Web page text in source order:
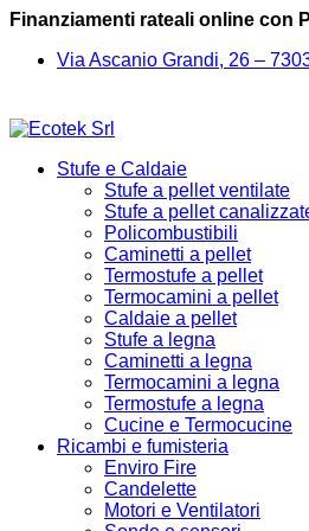
Finanziamenti rateali online con
Via Ascanio Grandi, 26 –
Stufe e Caldaie
Stufe a pellet ventilate
Stufe a pellet
Policombustibili
Caminetti a pellet
Termostufe a pellet
Termocamini a pellet
Caldaie a pellet
Stufe a legna
Caminetti a legna
Termocamini a legna
Termostufe a legna
Cucine e Termocucine
Ricambi e fumisteria
Enviro Fire
Candelette
Motori e Ventilatori